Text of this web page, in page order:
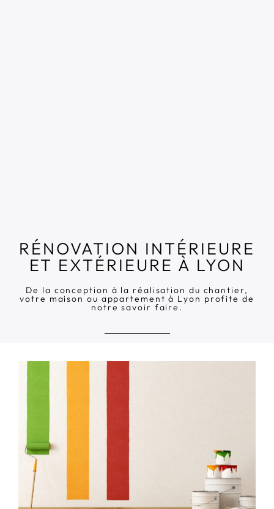
RÉNOVATION INTÉRIEURE
ET EXTÉRIEURE À LYON
De la conception à la réalisation du chantier,
votre maison ou appartement à Lyon profite de
notre savoir faire.